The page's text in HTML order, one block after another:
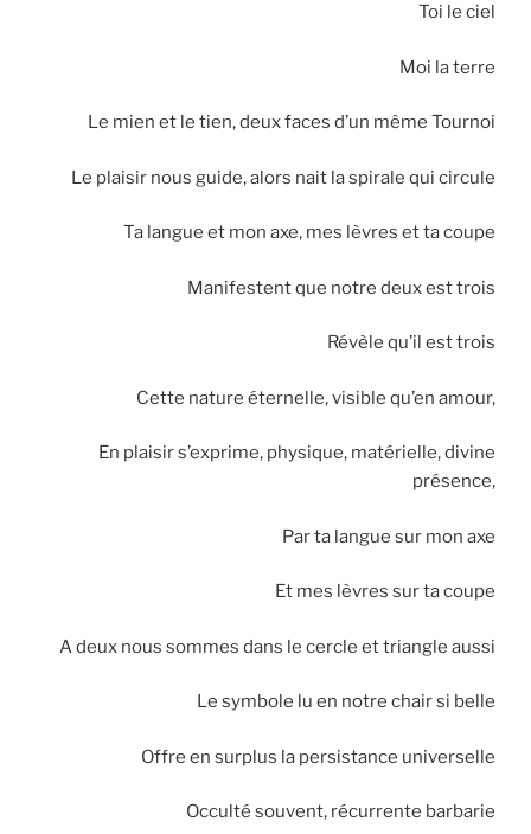
Toi le ciel
Moi la terre
Le mien et le tien, deux faces d’un même Tournoi
Le plaisir nous guide, alors nait la spirale qui circule
Ta langue et mon axe, mes lèvres et ta coupe
Manifestent que notre deux est trois
Révèle qu’il est trois
Cette nature éternelle, visible qu’en amour,
En plaisir s’exprime, physique, matérielle, divine
présence,
Par ta langue sur mon axe
Et mes lèvres sur ta coupe
A deux nous sommes dans le cercle et triangle aussi
Le symbole lu en notre chair si belle
Offre en surplus la persistance universelle
Occulté souvent, récurrente barbarie